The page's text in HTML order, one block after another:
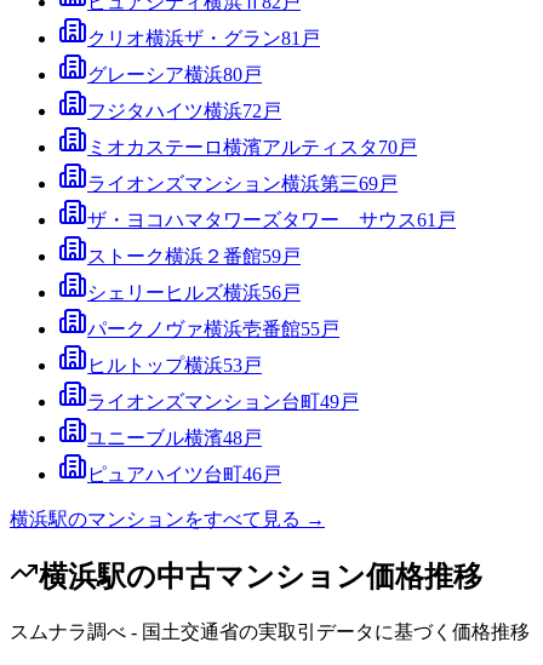
クリオ横浜ザ・グラン81 戸
グレーシア横浜80戸
フジタハイツ横浜72 戸
ミオカステーロ横濱アルティスタ70戸
ライオンズマンション横浜第三69戸
ザ・ヨコハマタワーズタワー サウス61 戸
ストーク横浜２番館59戸
シェリーヒルズ横浜56戸
パークノヴァ横浜壱番館55戸
ヒルトップ横浜53戸
ライオンズマンション台町49戸
ユニーブル横濱48戸
ピュアハイツ台町46戸
横浜駅のマンションをすべて見る →
横浜駅の中古マンション価格推移
スムナラ調べ - 国土交通省の実取引データに基づく価格推移